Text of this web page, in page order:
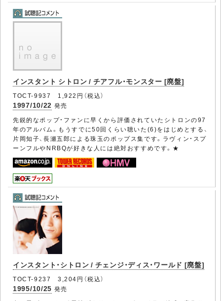
インスタント シトロン / チアフル・モンスター [廃盤]
TOCT-9937 1,922円（税込）
1997/10/22 発売
先鋭的なポップ・ファンに早くから評価されていたシトロンの97
年のアルバム。もうすでに50回くらい聴いた(6)をはじめとする、
片岡知子、長瀬五郎による珠玉のポップス集です。ラヴィン・スプ
ーンフルやNRBQが好きな人には絶対おすすめです。★
インスタント・シトロン / チェンジ・ディス・ワールド [廃盤]
TOCT-9237 3,204円（税込）
1995/10/25 発売